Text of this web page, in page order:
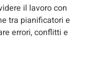
il lavoro con
tra pianificatori e
errori, conflitti e